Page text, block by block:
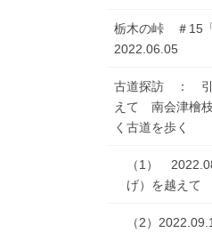
栃木の峠 ＃15
2022.06.05
古道探訪 ： 引
えて 南会津檜
く古道を歩く
（1）
げ）を越えて
（2）